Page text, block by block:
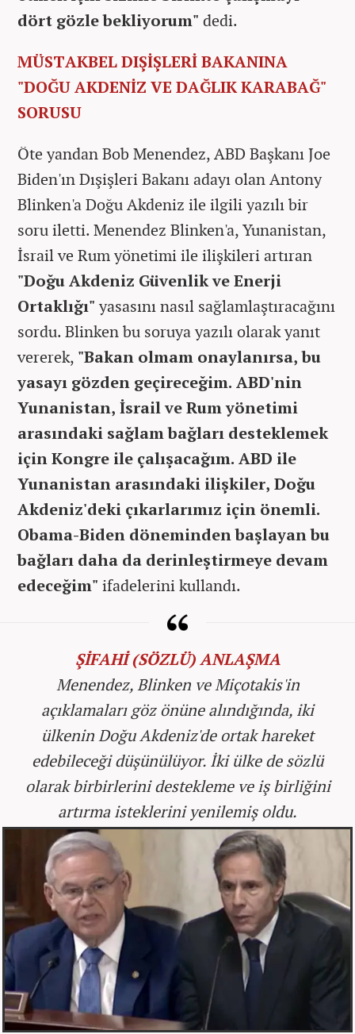
dört gözle bekliyorum" dedi.
MÜSTAKBEL DIŞİŞLERİ BAKANINA
"DOĞU AKDENİZ VE DAĞLIK KARABAĞ"
SORUSU
Öte yandan Bob Menendez, ABD Başkanı Joe
Biden'ın Dışişleri Bakanı adayı olan Antony
Blinken'a Doğu Akdeniz ile ilgili yazılı bir
soru iletti. Menendez Blinken'a, Yunanistan,
İsrail ve Rum yönetimi ile ilişkileri artıran
"Doğu Akdeniz Güvenlik ve Enerji
Ortaklığı"yasasını nasıl sağlamlaştıracağını
sordu. Blinken bu soruya yazılı olarak yanıt
vererek, "Bakan olmam onaylanırsa, bu
yasayı gözden geçireceğim. ABD'nin
Yunanistan, İsrail ve Rum yönetimi
arasındaki sağlam bağları desteklemek
için Kongre ile çalışacağım. ABD ile
Yunanistan arasındaki ilişkiler, Doğu
Akdeniz'deki çıkarlarımız için önemli.
Obama-Biden döneminden başlayan bu
bağları daha da derinleştirmeye devam
edeceğim" ifadelerini kullandı.
ŞİFAHİ (SÖZLÜ) ANLAŞMA
Menendez, Blinken ve Miçotakis'in
açıklamaları göz önüne alındığında, iki
ülkenin Doğu Akdeniz'de ortak hareket
edebileceği düşünülüyor. İki ülke de sözlü
olarak birbirlerini destekleme ve iş birliğini
artırma isteklerini yenilemiş oldu.